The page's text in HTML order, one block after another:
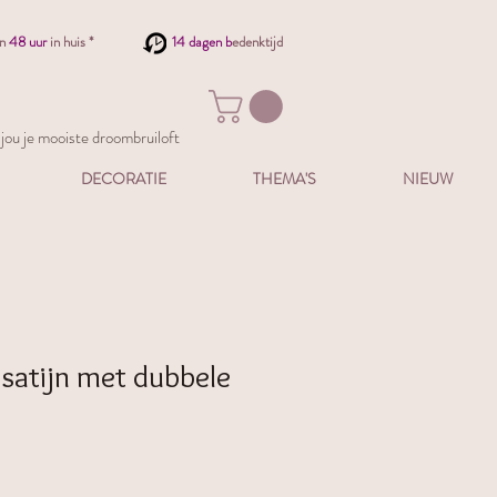
48 uur in huis * 14 dagen bedenktijd
je mooiste droombruiloft
DECORATIE THEMA'S NIEUW
met dubbele